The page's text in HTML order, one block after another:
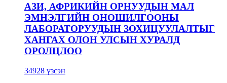
АЗИ, АФРИКИЙН ОРНУУДЫН МАЛ
ЭМНЭЛГИЙН ОНОШИЛГООНЫ
ЛАБОРАТОРУУДЫН ЗОХИЦУУЛАЛТЫГ
ХАНГАХ ОЛОН УЛСЫН ХУРАЛД
ОРОЛЦЛОО
34928 үзсэн